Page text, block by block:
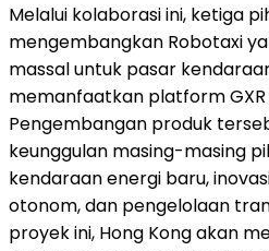
Melalui kolaborasi ini, ketiga
mengembangkan Robotaxi
massal untuk pasar
memanfaatkan platform
Pengembangan produk
keunggulan masing-masing
kendaraan energi baru,
otonom, dan pengelolaan
proyek ini, Hong Kong akan